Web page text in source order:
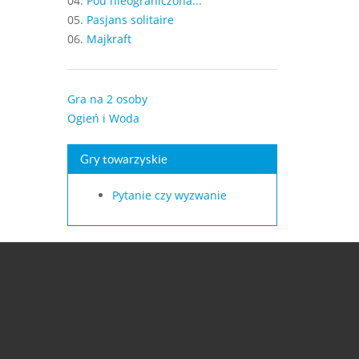
05. Pasjans solitaire
06. Majkraft
Gra na 2 osoby
Ogień i Woda
Gry towarzyskie
Pytanie czy wyzwanie